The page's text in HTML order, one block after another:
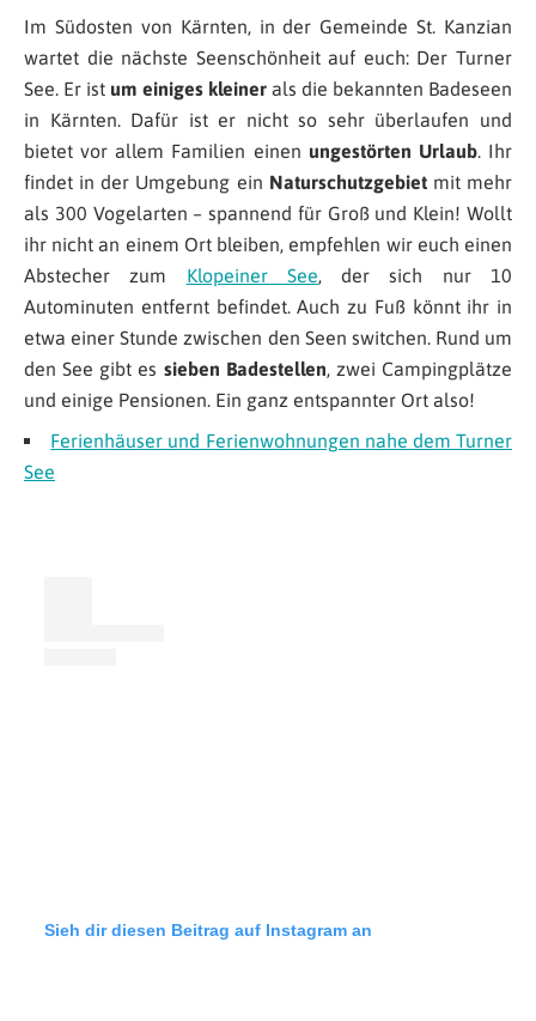
Im Südosten von Kärnten, in der Gemeinde St. Kanzian
wartet die nächste Seenschönheit auf euch: Der Turner
See. Er ist um einiges kleiner als die bekannten Badeseen
in Kärnten. Dafür ist er nicht so sehr überlaufen und
bietet vor allem Familien einen ungestörten Urlaub. Ihr
findet in der Umgebung ein Naturschutzgebietmit mehr
als 300 Vogelarten – spannend für Groß und Klein! Wollt
ihr nicht an einem Ort bleiben, empfehlen wir euch einen
Abstecher zum Klopeiner See, der sich nur 10
Autominuten entfernt befindet. Auch zu Fuß könnt ihr in
etwa einer Stunde zwischen den Seen switchen. Rund um
den See gibt es sieben Badestellen, zwei Campingplätze
und einige Pensionen. Ein ganz entspannter Ort also!
Ferienhäuser und Ferienwohnungen nahe dem Turner
See
Sieh dir diesen Beitrag auf Instagram an